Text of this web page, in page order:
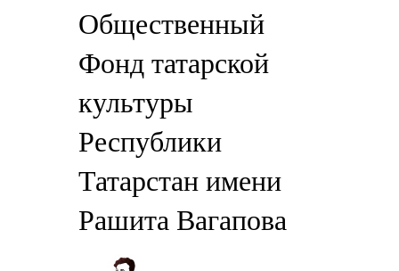
Общественный
Фонд татарской
культуры
Республики
Татарстан имени
Рашита Вагапова